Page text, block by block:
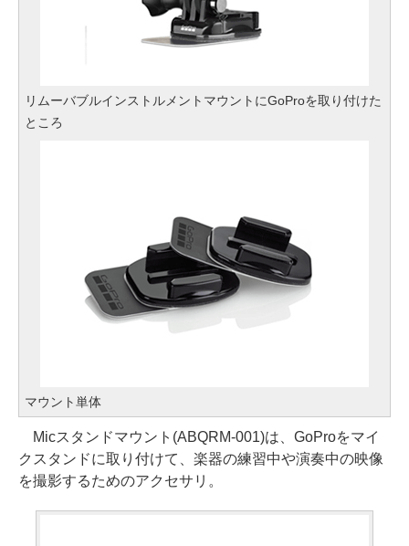
リムーバブルインストルメントマウントにGoProを取り付けた
ところ
マウント単体
Micスタンドマウント(ABQRM-001)は、GoProをマイ
クスタンドに取り付けて、楽器の練習中や演奏中の映像
を撮影するためのアクセサリ。